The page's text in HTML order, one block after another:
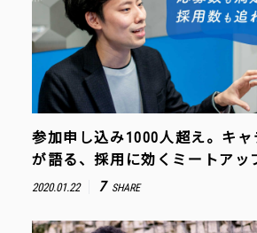
参加申し込み1000人超え。キャ
が語る、採用に効くミートアッ
2020.01.22 7 SHARE